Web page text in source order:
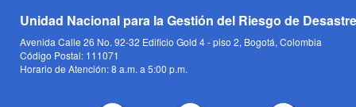
Unidad Nacional para la Gestión del Riesgo de
Avenida Calle 26 No. 92-32 Edificio Gold 4 - piso 2, Bogotá, Colombia
Código Postal: 111071
Horario de Atención: 8 a.m. a 5:00 p.m.